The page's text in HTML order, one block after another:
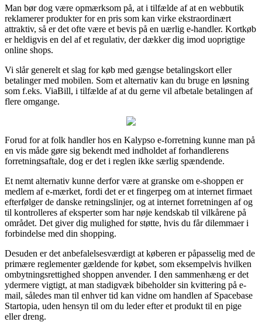
Man bør dog være opmærksom på, at i tilfælde af at en webbutik
reklamerer produkter for en pris som kan virke ekstraordinært
attraktiv, så er det ofte være et bevis på en uærlig e-handler. Kortkøb
er heldigvis en del af et regulativ, der dækker dig imod uoprigtige
online shops.
Vi slår generelt et slag for køb med gængse betalingskort eller
betalinger med mobilen. Som et alternativ kan du bruge en løsning
som f.eks. ViaBill, i tilfælde af at du gerne vil afbetale betalingen af
flere omgange.
Forud for at folk handler hos en Kalypso e-forretning kunne man på
en vis måde gøre sig bekendt med indholdet af forhandlerens
forretningsaftale, dog er det i reglen ikke særlig spændende.
Et nemt alternativ kunne derfor være at granske om e-shoppen er
medlem af e-mærket, fordi det er et fingerpeg om at internet firmaet
efterfølger de danske retningslinjer, og at internet forretningen af og
til kontrolleres af eksperter som har nøje kendskab til vilkårene på
området. Det giver dig mulighed for støtte, hvis du får dilemmaer i
forbindelse med din shopping.
Desuden er det anbefalelsesværdigt at køberen er påpasselig med de
primære reglementer gældende for købet, som eksempelvis hvilken
ombytningsrettighed shoppen anvender. I den sammenhæng er det
ydermere vigtigt, at man stadigvæk bibeholder sin kvittering på e-
mail, således man til enhver tid kan vidne om handlen af Spacebase
Startopia, uden hensyn til om du leder efter et produkt til en pige
eller dreng.